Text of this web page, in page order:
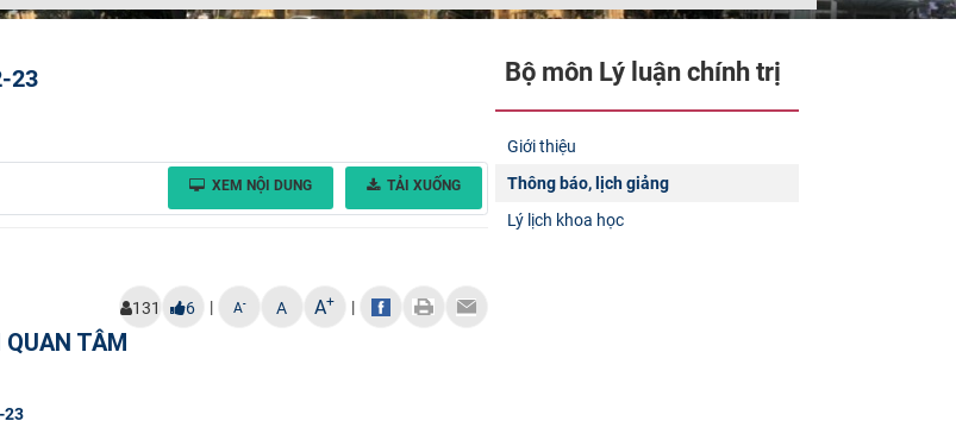
23
XEM NỘI DUNG TẢI XUỐNG
131 6 | A- A A+ |
QUAN TÂM
23
Bộ môn Lý luận chính trị
Giới thiệu
Thông báo, lịch giảng
Lý lịch khoa học